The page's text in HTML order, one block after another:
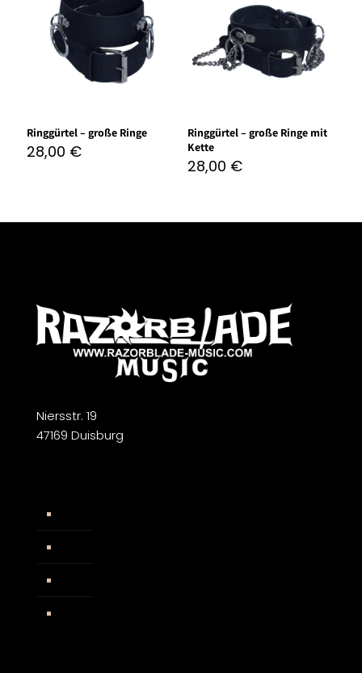
Ringgürtel – große Ringe
28,00 €
Ringgürtel – große Ringe mit
Kette
28,00 €
Niersstr. 19
47169 Duisburg